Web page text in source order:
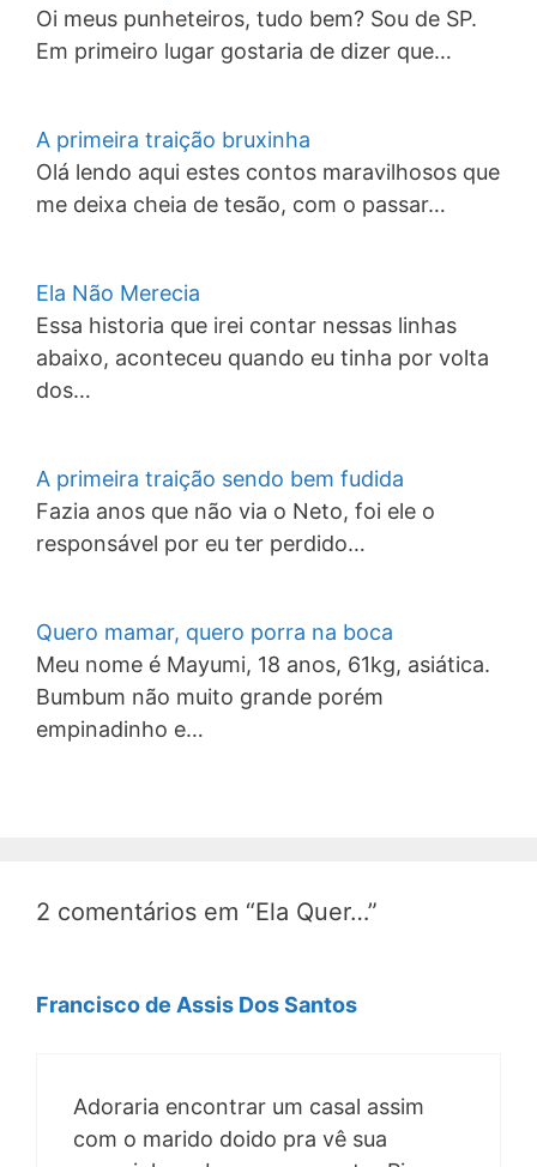
Oi meus punheteiros, tudo bem? Sou de SP.
Em primeiro lugar gostaria de dizer que…
A primeira traição bruxinha
Olá lendo aqui estes contos maravilhosos que
me deixa cheia de tesão, com o passar…
Ela Não Merecia
Essa historia que irei contar nessas linhas
abaixo, aconteceu quando eu tinha por volta
dos…
A primeira traição sendo bem fudida
Fazia anos que não via o Neto, foi ele o
responsável por eu ter perdido…
Quero mamar, quero porra na boca
Meu nome é Mayumi, 18 anos, 61kg, asiática.
Bumbum não muito grande porém
empinadinho e…
2 comentários em “Ela Quer…”
Francisco de Assis Dos Santos
Adoraria encontrar um casal assim
com o marido doido pra vê sua